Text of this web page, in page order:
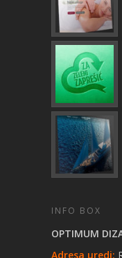
INFO BOX
OPTIMUM
Adresa uredi: